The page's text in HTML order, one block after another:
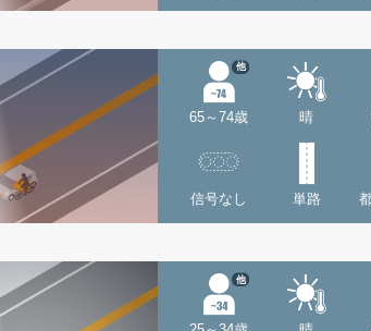
65～74歳
他
晴
信号なし 単路
他